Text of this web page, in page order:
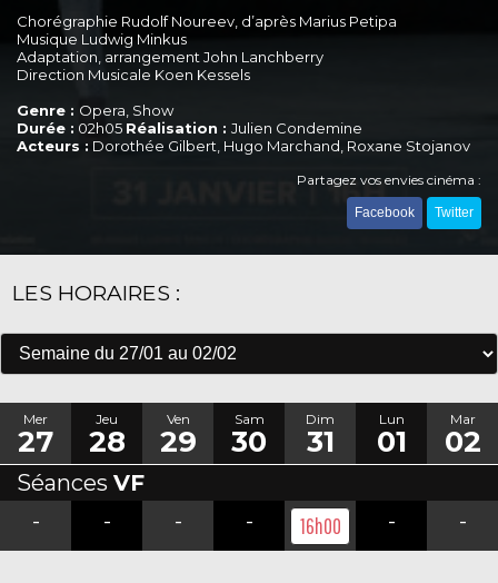
Chorégraphie Rudolf Noureev, d’après Marius Petipa
Musique Ludwig Minkus
Adaptation, arrangement John Lanchberry
Direction Musicale Koen Kessels
Genre : Opera, Show
Durée : 02h05 Réalisation : Julien Condemine
Acteurs : Dorothée Gilbert, Hugo Marchand, Roxane Stojanov
Partagez vos envies cinéma :
Facebook Twitter
LES HORAIRES :
Mer
27
Jeu
28
Ven
29
Sam
30
Dim
31
Lun
01
Mar
02
Séances VF
-
- - - 16h00 - -